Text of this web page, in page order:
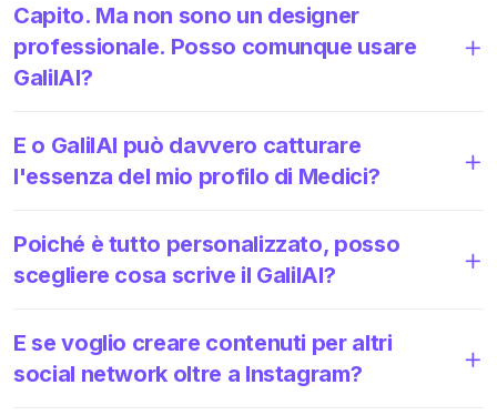
Capito. Ma non sono un designer
professionale. Posso comunque usare
GalilAI?
E o GalilAI può davvero catturare
l'essenza del mio profilo di Medici?
Poiché è tutto personalizzato, posso
scegliere cosa scrive il GalilAI?
E se voglio creare contenuti per altri
social network oltre a Instagram?